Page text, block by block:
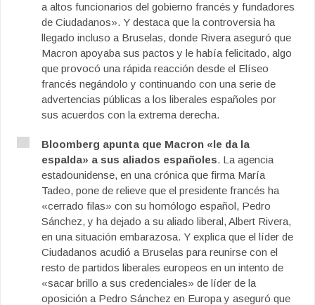
a altos funcionarios del gobierno francés y fundadores
de Ciudadanos». Y destaca que la controversia ha
llegado incluso a Bruselas, donde Rivera aseguró que
Macron apoyaba sus pactos y le había felicitado, algo
que provocó una rápida reacción desde el Elíseo
francés negándolo y continuando con una serie de
advertencias públicas a los liberales españoles por
sus acuerdos con la extrema derecha.
Bloomberg apunta que Macron «le da la
espalda» a sus aliados españoles. La agencia
estadounidense, en una crónica que firma María
Tadeo, pone de relieve que el presidente francés ha
«cerrado filas» con su homólogo español, Pedro
Sánchez, y ha dejado a su aliado liberal, Albert Rivera,
en una situación embarazosa. Y explica que el líder de
Ciudadanos acudió a Bruselas para reunirse con el
resto de partidos liberales europeos en un intento de
«sacar brillo a sus credenciales» de líder de la
oposición a Pedro Sánchez en Europa y aseguró que